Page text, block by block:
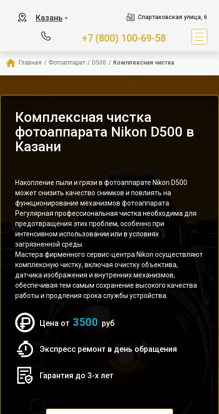
Казань ▼ Спартаковская улица, 6
+7 (800) 100-69-58
Главная / Фотоаппарат / D500 / Комплексная чистка
Комплексная чистка
фотоаппарата Nikon D500 в
Казани
Накопление пыли и грязи в фотоаппарате Nikon D500
может снизить качество снимков и повлиять на
функционирование механизмов фотоаппарата.
Регулярная профессиональная чистка необходима для
предотвращения этих проблем, особенно при
интенсивном использовании или в условиях
загрязненной среды.
Мастера фирменного сервис-центра Nikon осуществляют
комплексную чистку, включая очистку объектива,
датчика изображения и внутренних механизмов,
обеспечивая тем самым сохранение высокого качества
работы и продления срока службы устройства.
Цена от 3500 руб
Экспресс ремонт в день обращения
Гарантия до 3-х лет